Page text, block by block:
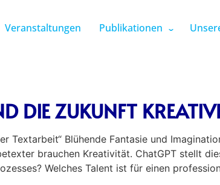
Veranstaltungen Publikationen
DIE ZUKUNFT
Blühende Fantasie und
brauchen Kreativität. ChatGPT stellt
Welches Talent ist für einen